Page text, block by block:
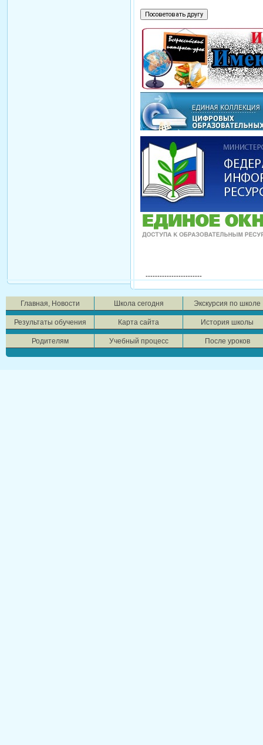
------------------------
Главная, Новости Школа сегодня Экскурсия по школе
Результаты обучения Карта сайта История школы
Родителям Учебный процесс После уроков